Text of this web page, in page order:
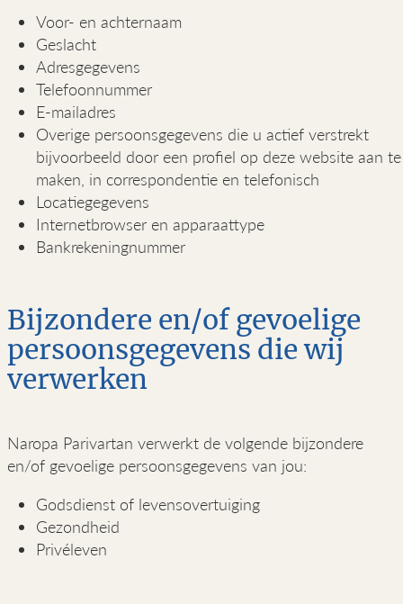
Voor- en achternaam
Geslacht
Adresgegevens
Telefoonnummer
E-mailadres
Overige persoonsgegevens die u actief verstrekt
bijvoorbeeld door een profiel op deze website aan te
maken, in correspondentie en telefonisch
Locatiegegevens
Internetbrowser en apparaattype
Bankrekeningnummer
Bijzondere en/of gevoelige
persoonsgegevens die wij
verwerken
Naropa Parivartan verwerkt de volgende bijzondere
en/of gevoelige persoonsgegevens van jou:
Godsdienst of levensovertuiging
Gezondheid
Privéleven